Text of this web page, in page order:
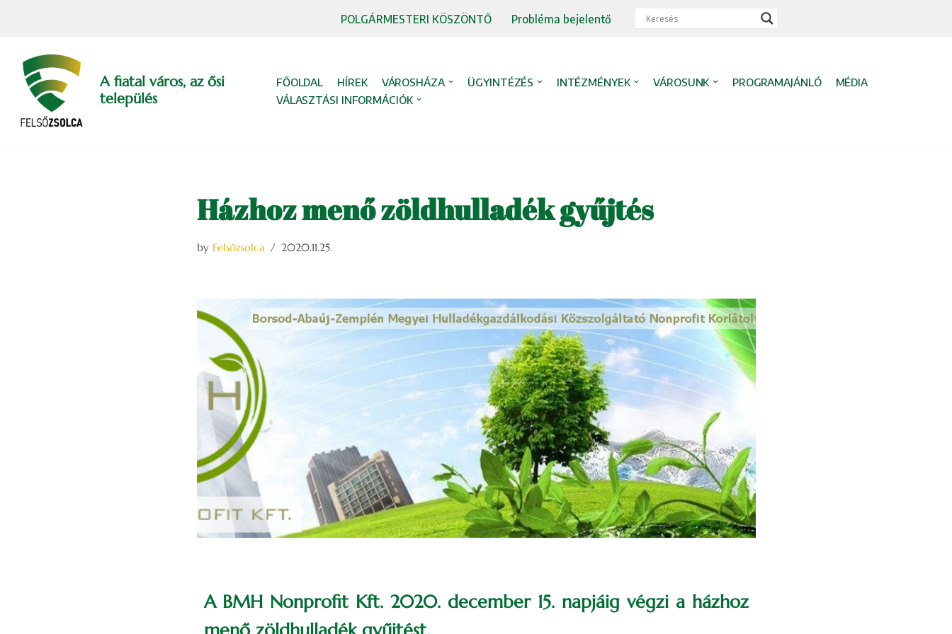
content
POLGÁRMESTERI KÖSZÖNTŐ Probléma bejelentő
A fiatal város, az ősi
település
FŐOLDAL HÍREK VÁROSHÁZA ÜGYINTÉZÉS INTÉZMÉNYEK VÁROSUNK PROGRAMAJÁNLÓ
MÉDIA
VÁLASZTÁSI INFORMÁCIÓK
Házhoz menő zöldhulladék gyűjtés
by Felsőzsolca 2020.11.25.
A BMH Nonprofit Kft. 2020. december 15. napjáig végzi a házhoz